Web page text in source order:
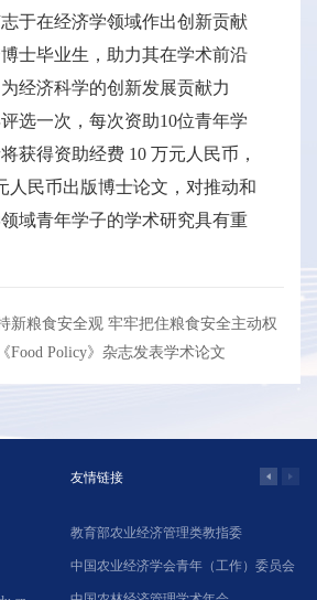
于在经济学领域作出创新贡献
士毕业生，助力其在学术前沿
经济科学的创新发展贡献力
选一次，每次资助10位青年学
获得资助经费 10 万元人民币，
人民币出版博士论文，对推动和
域青年学子的学术研究具有重
新粮食安全观 牢牢把住粮食安全主动权
Food Policy》杂志发表学术论文
友情链接
教育部农业经济管理类教指委
中国农业经济学会青年（工作）委员会